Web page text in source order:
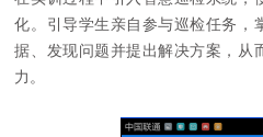
化。引导学生亲自参与巡检任务，
据、发现问题并提出解决方案，从
力。